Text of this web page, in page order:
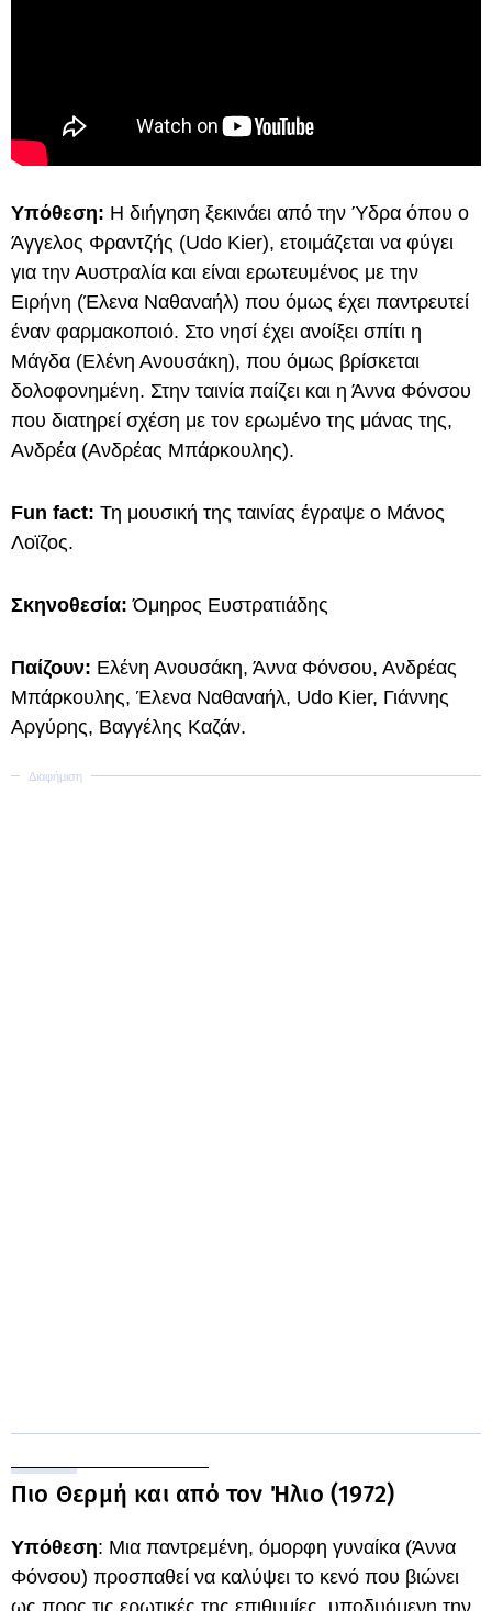
Υπόθεση: Η διήγηση ξεκινάει από την Ύδρα όπου ο
Άγγελος Φραντζής (Udo Kier), ετοιμάζεται να φύγει
για την Αυστραλία και είναι ερωτευμένος με την
Ειρήνη (Έλενα Ναθαναήλ) που όμως έχει παντρευτεί
έναν φαρμακοποιό. Στο νησί έχει ανοίξει σπίτι η
Μάγδα (Ελένη Ανουσάκη), που όμως βρίσκεται
δολοφονημένη. Στην ταινία παίζει και η Άννα Φόνσου
που διατηρεί σχέση με τον ερωμένο της μάνας της,
Ανδρέα (Ανδρέας Μπάρκουλης).
Fun fact: Τη μουσική της ταινίας έγραψε ο Μάνος
Λοϊζος.
Σκηνοθεσία:Όμηρος Ευστρατιάδης
Παίζουν: Ελένη Ανουσάκη, Άννα Φόνσου, Ανδρέας
Μπάρκουλης, Έλενα Ναθαναήλ, Udo Kier, Γιάννης
Αργύρης, Βαγγέλης Καζάν.
Πιο Θερμή και από τον Ήλιο (1972)
Υπόθεση: Μια παντρεμένη, όμορφη γυναίκα (Άννα
Φόνσου) προσπαθεί να καλύψει το κενό που βιώνει
ως προς τις ερωτικές της επιθυμίες, υποδυόμενη την